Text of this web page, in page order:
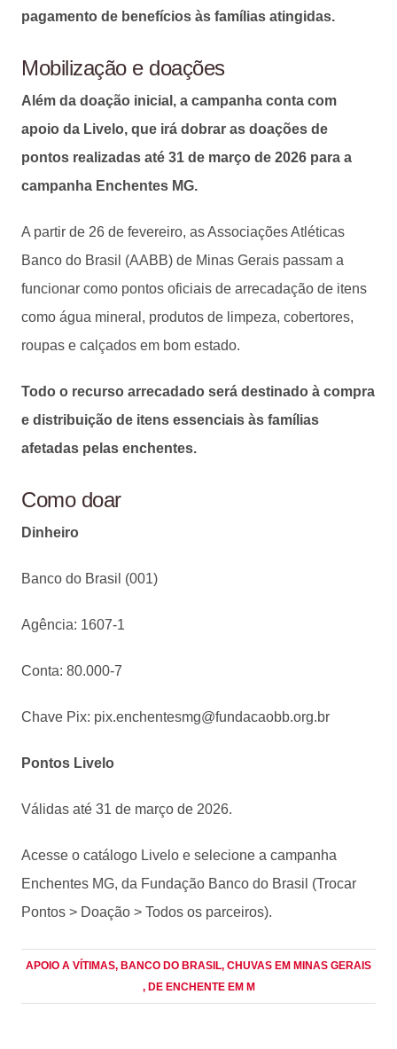
pagamento de benefícios às famílias atingidas.
Mobilização e doações
Além da doação inicial, a campanha conta com
apoio da Livelo, que irá dobrar as doações de
pontos realizadas até 31 de março de 2026 para a
campanha Enchentes MG.
A partir de 26 de fevereiro, as Associações Atléticas
Banco do Brasil (AABB) de Minas Gerais passam a
funcionar como pontos oficiais de arrecadação de itens
como água mineral, produtos de limpeza, cobertores,
roupas e calçados em bom estado.
Todo o recurso arrecadado será destinado à compra
e distribuição de itens essenciais às famílias
afetadas pelas enchentes.
Como doar
Dinheiro
Banco do Brasil (001)
Agência: 1607-1
Conta: 80.000-7
Chave Pix: pix.enchentesmg@fundacaobb.org.br
Pontos Livelo
Válidas até 31 de março de 2026.
Acesse o catálogo Livelo e selecione a campanha
Enchentes MG, da Fundação Banco do Brasil (Trocar
Pontos > Doação > Todos os parceiros).
APOIO A VÍTIMAS, BANCO DO BRASIL, CHUVAS EM MINAS GERAIS
, DE ENCHENTE EM M